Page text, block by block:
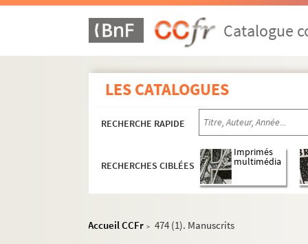
Catalogue
LES CATALOGUES
RECHERCHE RAPIDE
RECHERCHES CIBLÉES
Imprimés
multimédia
Accueil CCFr > 474 (1). Manuscrits